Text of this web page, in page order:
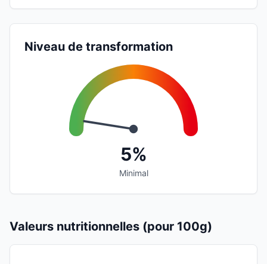
Niveau de transformation
5%
Minimal
Valeurs nutritionnelles (pour 100g)